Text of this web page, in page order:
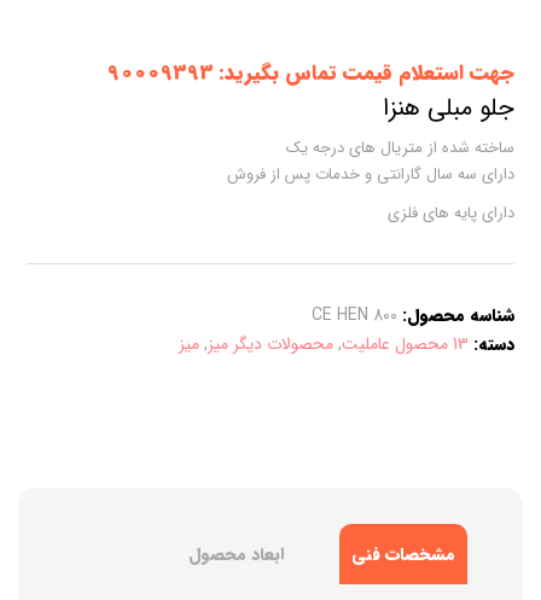
جهت استعلام قیمت تماس بگیرید: 90009393
جلو مبلی هنزا
ساخته شده از متریال های درجه یک
دارای سه سال گارانتی و خدمات پس از فروش
دارای پایه های فلزی
شناسه محصول: CE HEN 800
دسته: 13 محصول عاملیت ,محصولات دیگر میز,میز
مشخصات فنی ابعاد محصول